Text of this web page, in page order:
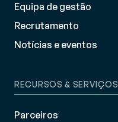
Equipa de gestão
Recrutamento
Notícias e eventos
RECURSOS & SERVIÇOS
Parceiros